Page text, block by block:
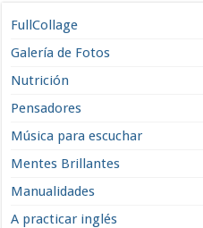
FullCollage
Galería de Fotos
Nutrición
Pensadores
Música para escuchar
Mentes Brillantes
Manualidades
A practicar inglés